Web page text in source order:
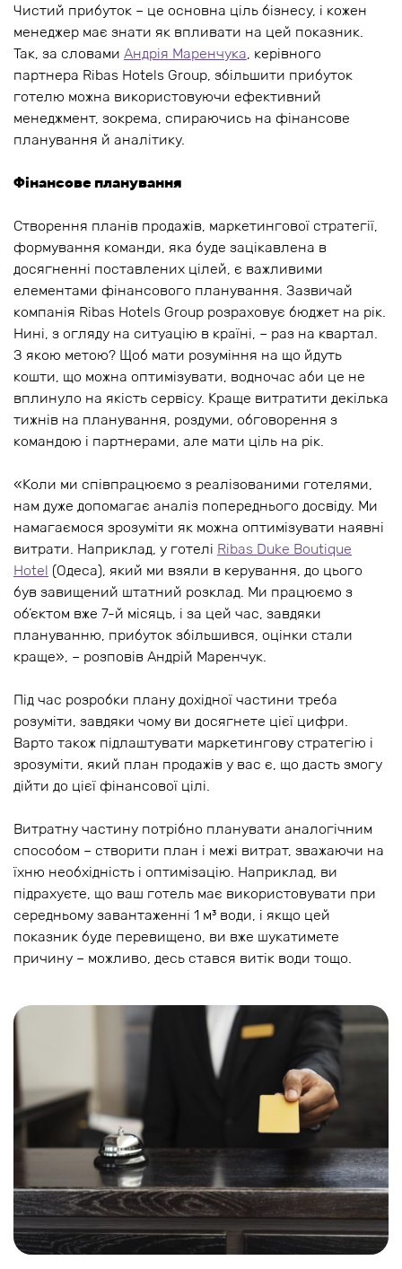
Чистий прибуток – це основна ціль бізнесу, і кожен
менеджер має знати як впливати на цей показник.
Так, за словами Андрія Маренчука , керівного
партнера Ribas Hotels Group, збільшити прибуток
готелю можна використовуючи ефективний
менеджмент, зокрема, спираючись на фінансове
планування й аналітику.
Фінансове планування
Створення планів продажів, маркетингової стратегії,
формування команди, яка буде зацікавлена в
досягненні поставлених цілей, є важливими
елементами фінансового планування. Зазвичай
компанія Ribas Hotels Group розраховує бюджет на рік.
Нині, з огляду на ситуацію в країні, – раз на квартал.
З якою метою? Щоб мати розуміння на що йдуть
кошти, що можна оптимізувати, водночас аби це не
вплинуло на якість сервісу. Краще витратити декілька
тижнів на планування, роздуми, обговорення з
командою і партнерами, але мати ціль на рік.
«Коли ми співпрацюємо з реалізованими готелями,
нам дуже допомагає аналіз попереднього досвіду. Ми
намагаємося зрозуміти як можна оптимізувати наявні
витрати. Наприклад, у готелі Ribas Duke Boutique
Hotel (Одеса), який ми взяли в керування, до цього
був завищений штатний розклад. Ми працюємо з
об’єктом вже 7-й місяць, і за цей час, завдяки
плануванню, прибуток збільшився, оцінки стали
краще», – розповів Андрій Маренчук.
Під час розробки плану дохідної частини треба
розуміти, завдяки чому ви досягнете цієї цифри.
Варто також підлаштувати маркетингову стратегію і
зрозуміти, який план продажів у вас є, що дасть змогу
дійти до цієї фінансової цілі.
Витратну частину потрібно планувати аналогічним
способом – створити план і межі витрат, зважаючи на
їхню необхідність і оптимізацію. Наприклад, ви
підрахуєте, що ваш готель має використовувати при
середньому завантаженні 1 м³ води, і якщо цей
показник буде перевищено, ви вже шукатимете
причину – можливо, десь стався витік води тощо.